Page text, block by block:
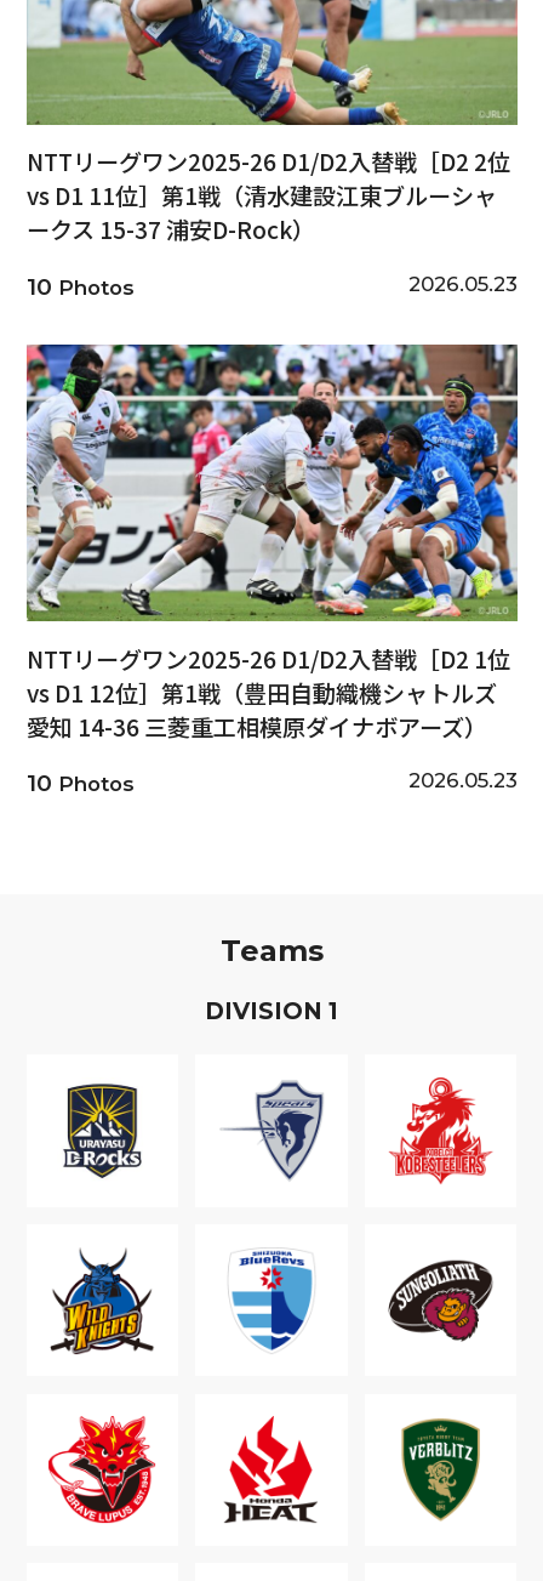
NTTリーグワン2025-26 D1/D2入替戦［D2 2位
vs D1 11位］第1戦（清水建設江東ブルーシャ
ークス 15-37 浦安D-Rock）
10 Photos 2026.05.23
NTTリーグワン2025-26 D1/D2入替戦［D2 1位
vs D1 12位］第1戦（豊田自動織機シャトルズ
愛知 14-36 三菱重工相模原ダイナボアーズ）
10 Photos 2026.05.23
Teams
DIVISION 1